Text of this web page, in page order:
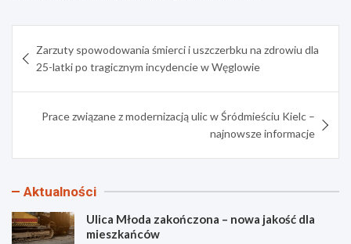
wpisu
Zarzuty spowodowania śmierci i uszczerbku na zdrowiu dla
25-latki po tragicznym incydencie w Węglowie
Prace związane z modernizacją ulic w Śródmieściu Kielc –
najnowsze informacje
Aktualności
Ulica Młoda zakończona – nowa jakość dla
mieszkańców